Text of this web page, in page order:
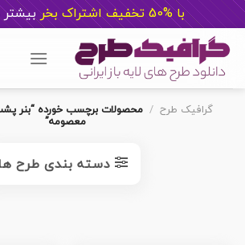
با %50 تخفیف اشتراک بخر بیشتر
content
گرافیک طرح / محصولات برچسب خورده “بنر
معصومه”
دسته بندی طرح